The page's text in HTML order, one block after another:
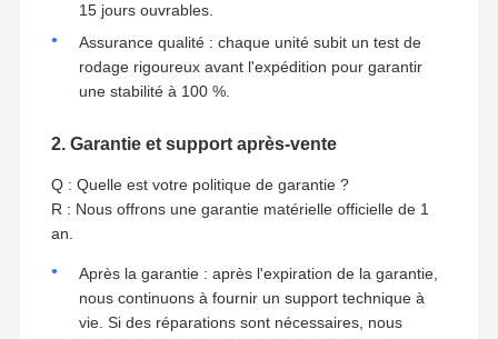
15 jours ouvrables.
Assurance qualité : chaque unité subit un test de
rodage rigoureux avant l'expédition pour garantir
une stabilité à 100 %.
2. Garantie et support après-vente
Q : Quelle est votre politique de garantie ?
R : Nous offrons une garantie matérielle officielle de 1
an.
Après la garantie : après l'expiration de la garantie,
nous continuons à fournir un support technique à
vie. Si des réparations sont nécessaires, nous